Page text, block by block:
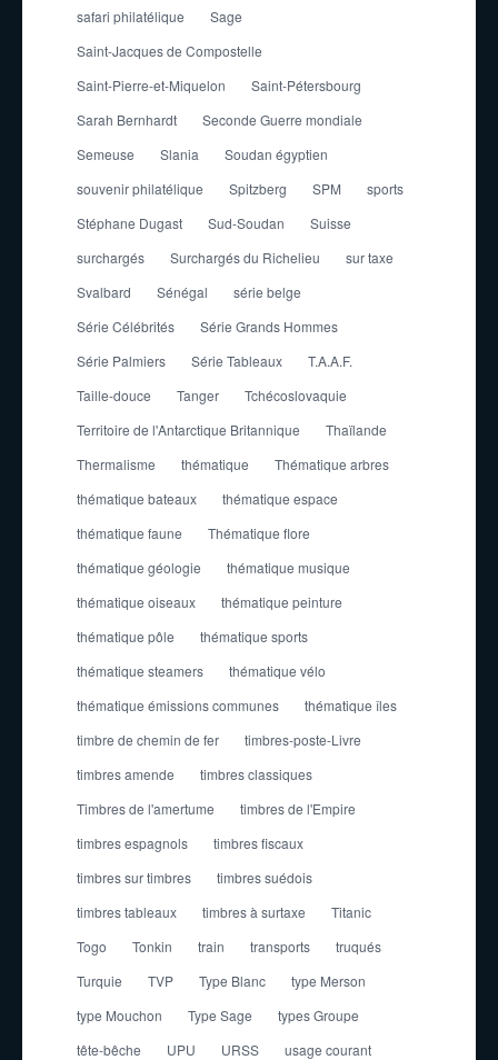
safari philatélique
Sage
Saint-Jacques de Compostelle
Saint-Pierre-et-Miquelon
Saint-Pétersbourg
Sarah Bernhardt
Seconde Guerre mondiale
Semeuse
Slania
Soudan égyptien
souvenir philatélique
Spitzberg SPM
sports
Stéphane Dugast
Sud-Soudan
Suisse
surchargés
Surchargés du Richelieu
sur taxe
Svalbard
Sénégal
série belge
Série Célébrités
Série Grands Hommes
Série Palmiers
Série Tableaux
T.A.A.F.
Taille-douce
Tanger
Tchécoslovaquie
Territoire de l'Antarctique Britannique
Thaïlande
Thermalisme
thématique
Thématique arbres
thématique bateaux
thématique espace
thématique faune
Thématique flore
thématique géologie
thématique musique
thématique oiseaux
thématique peinture
thématique pôle
thématique sports
thématique steamers
thématique vélo
thématique émissions communes
thématique îles
timbre de chemin de fer
timbres-poste-Livre
timbres amende
timbres classiques
Timbres de l'amertume
timbres de l'Empire
timbres espagnols
timbres fiscaux
timbres sur timbres
timbres suédois
timbres tableaux
timbres à surtaxe
Titanic
Togo
Tonkin train transports
truqués
Turquie
TVP Type Blanc
type Merson
type Mouchon
Type Sage
types Groupe
tête-bêche
UPU URSS
usage courant